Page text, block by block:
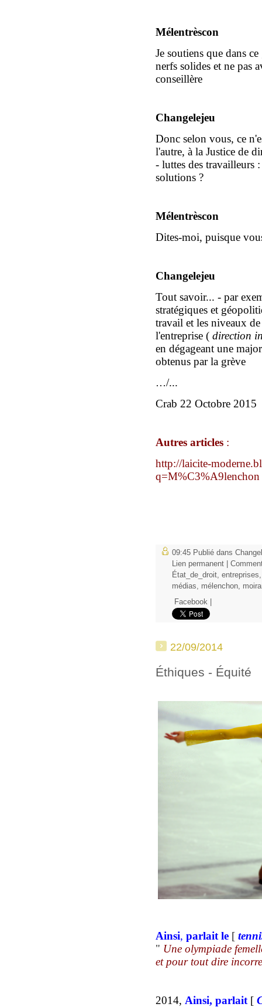
Mélentrèscon
Je soutiens que dans ce
nerfs solides et ne pas
conseillère
Changelejeu
Donc selon vous, ce
l'autre, à la Justice de
- luttes des travailleurs
solutions ?
Mélentrèscon
Dites-moi, puisque
Changelejeu
Tout savoir... - par
stratégiques et
travail et les niveaux
l'entreprise ( direction
en dégageant une
obtenus par la grève
…/...
Crab 22 Octobre 2015
Autres articles :
http://laicite-
q=M%C3%A9lenchon
09:45 Publié dans
Lien permanent
État_de_droit entreprises
médias
mélenchon
Facebook
22/09/2014
Éthiques - Équité
Ainsi, parlaitle [
" Une olympiade
et pour tout dire
2014, Ainsi, parlait [